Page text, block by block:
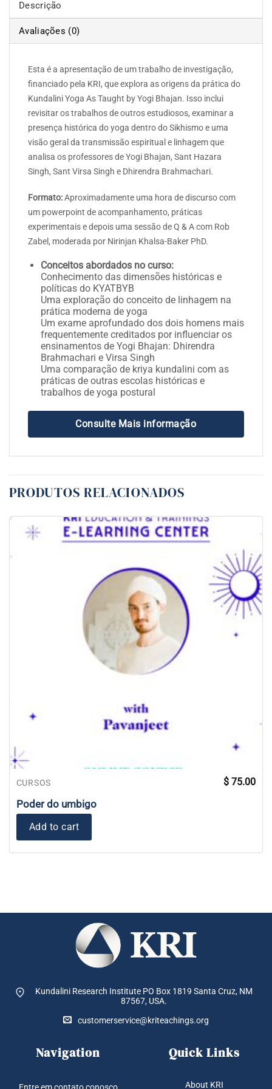
Descrição
Avaliações (0)
Esta é a apresentação de um trabalho de investigação,
financiado pela KRI, que explora as origens da prática do
Kundalini Yoga As Taught by Yogi Bhajan. Isso inclui
revisitar os trabalhos de outros estudiosos, examinar a
presença histórica do yoga dentro do Sikhismo e uma
visão geral da transmissão espiritual e linhagem que
analisa os professores de Yogi Bhajan, Sant Hazara
Singh, Sant Virsa Singh e Dhirendra Brahmachari.
Formato:Aproximadamente uma hora de discurso com
um powerpoint de acompanhamento, práticas
experimentais e depois uma sessão de Q & A com Rob
Zabel, moderada por Nirinjan Khalsa-Baker PhD.
Conceitos abordados no curso:
Conhecimento das dimensões históricas e
políticas do KYATBYB
Uma exploração do conceito de linhagem na
prática moderna de yoga
Um exame aprofundado dos dois homens mais
frequentemente creditados por influenciar os
ensinamentos de Yogi Bhajan: Dhirendra
Brahmachari e Virsa Singh
Uma comparação de kriya kundalini com as
práticas de outras escolas históricas e
trabalhos de yoga postural
Consulte Mais informação
PRODUTOS RELACIONADOS
CURSOS
Poder do umbigo
$ 75.00
Add to cart
Kundalini Research Institute PO Box 1819 Santa Cruz, NM
87567, USA.
customerservice@kriteachings.org
Navigation Quick Links
About KRI